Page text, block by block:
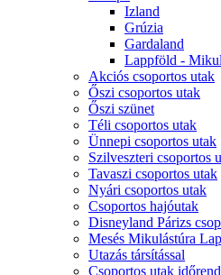
Izland
Grúzia
Gardaland
Lappföld -
Akciós csoportos utak
Őszi csoportos utak
Őszi szünet
Téli csoportos utak
Ünnepi csoportos utak
Szilveszteri csoportos
Tavaszi csoportos utak
Nyári csoportos utak
Csoportos hajóutak
Disneyland Párizs
Mesés Mikulástúra
Utazás társítással
Csoportos utak